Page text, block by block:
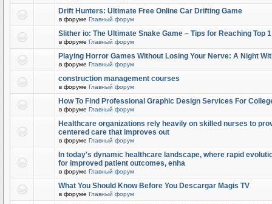
Drift Hunters: Ultimate Free Online Car Drifting Game
в форуме Главный форум
Slither io: The Ultimate Snake Game – Tips for Reaching Top
в форуме Главный форум
Playing Horror Games Without Losing Your Nerve: A Night
в форуме Главный форум
construction management courses
в форуме Главный форум
How To Find Professional Graphic Design Services For
в форуме Главный форум
Healthcare organizations rely heavily on skilled nurses to
centered care that improves out
в форуме Главный форум
In today's dynamic healthcare landscape, where rapid
for improved patient outcomes, enha
в форуме Главный форум
What You Should Know Before You Descargar Magis TV
в форуме Главный форум